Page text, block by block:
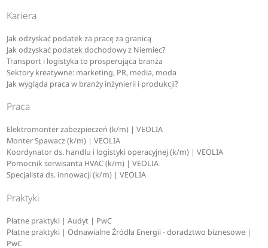
biomedycyna
biotechnologia
biotechnologia medyczna
biotechnology
budownictwo
business management
bussiness analytics and data science
C
Kariera
Jak odzyskać podatek za pracę za granicą
Jak odzyskać podatek dochodowy z Niemiec?
Transport i logistyka to prosperująca branża
Sektory kreatywne: marketing, PR, media, moda
Jak wygląda praca w branży inżynierii i produkcji?
Praca
Elektromonter zabezpieczeń (k/m) | VEOLIA
Monter Spawacz (k/m) | VEOLIA
Koordynator ds. handlu i logistyki operacyjnej (k/m) | VEOLIA
Pomocnik serwisanta HVAC (k/m) | VEOLIA
Specjalista ds. innowacji (k/m) | VEOLIA
Praktyki
Płatne praktyki | Audyt | PwC
Płatne praktyki | Odnawialne Źródła Energii - doradztwo biznesowe |
PwC